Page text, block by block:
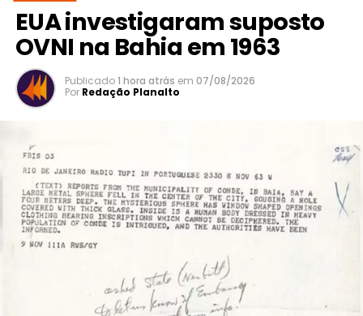
EUA investigaram suposto
OVNI na Bahia em 1963
Publicado1 hora atrás em 07/08/2026
Por Redação Planalto